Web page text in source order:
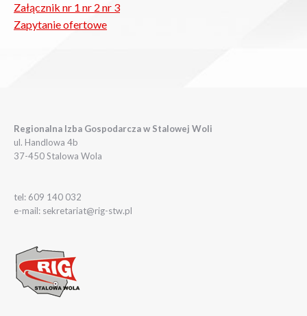
Załącznik nr 1 nr 2 nr 3
Zapytanie ofertowe
Regionalna Izba Gospodarcza w Stalowej Woli
ul. Handlowa 4b
37-450 Stalowa Wola
tel: 609 140 032
e-mail: sekretariat@rig-stw.pl